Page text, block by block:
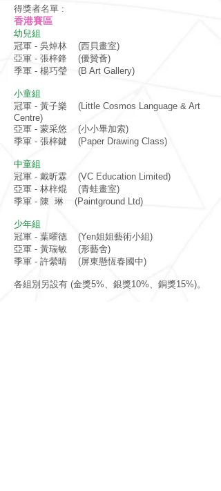
得獎者名單 :
香港賽區
幼兒組
冠軍 - 吳焯林 (西貝畫室)
亞軍 - 張梓鋒 (優贊薈)
季軍 - 楊巧瑩 (B Art Gallery)
小童組
冠軍 - 黃子樂 (Little Cosmos Language & Art
Centre)
亞軍 - 蒙采悠 (小小畢加索)
季軍 - 張梓鍵 (Paper Drawing Class)
中童組
冠軍 - 戴昕霖 (VC Education Limited)
亞軍 - 林梓焜 (青蛙畫室)
季軍 - 陳 琳 (Paintground Ltd)
少年組
冠軍 - 葉曜德 (Yen姐姐藝術小組)
亞軍 - 黃瑞敏 (形藝舍)
季軍 - 許縈晴 (屏東懸恆春國中)
各組別另設有 (金獎5%、銀獎10%、銅獎15%)。